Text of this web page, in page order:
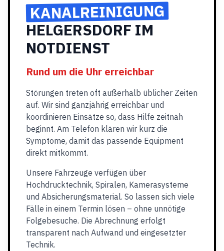
KANALREINIGUNG
HELGERSDORF IM
NOTDIENST
Rund um die Uhr erreichbar
Störungen treten oft außerhalb üblicher Zeiten
auf. Wir sind ganzjährig erreichbar und
koordinieren Einsätze so, dass Hilfe zeitnah
beginnt. Am Telefon klären wir kurz die
Symptome, damit das passende Equipment
direkt mitkommt.
Unsere Fahrzeuge verfügen über
Hochdrucktechnik, Spiralen, Kamerasysteme
und Absicherungsmaterial. So lassen sich viele
Fälle in einem Termin lösen – ohne unnötige
Folgebesuche. Die Abrechnung erfolgt
transparent nach Aufwand und eingesetzter
Technik.